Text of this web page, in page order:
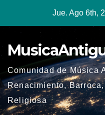
Jue. Ago 6th,
Comunidad de Música
Renacimiento,
Religiosa